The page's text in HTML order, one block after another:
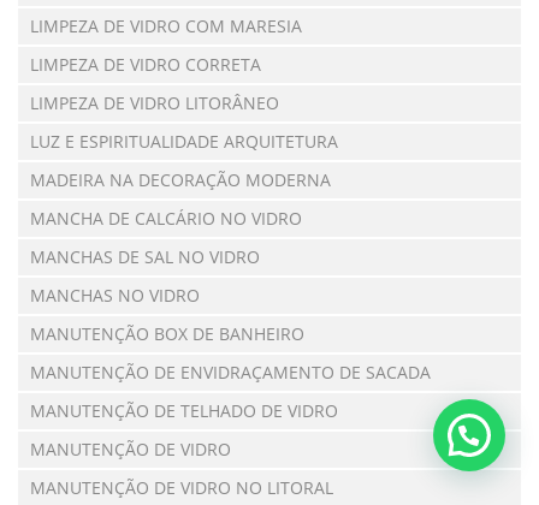
LIMPEZA DE VIDRO COM MARESIA
LIMPEZA DE VIDRO CORRETA
LIMPEZA DE VIDRO LITORÂNEO
LUZ E ESPIRITUALIDADE ARQUITETURA
MADEIRA NA DECORAÇÃO MODERNA
MANCHA DE CALCÁRIO NO VIDRO
MANCHAS DE SAL NO VIDRO
MANCHAS NO VIDRO
MANUTENÇÃO BOX DE BANHEIRO
MANUTENÇÃO DE ENVIDRAÇAMENTO DE SACADA
MANUTENÇÃO DE TELHADO DE VIDRO
MANUTENÇÃO DE VIDRO
MANUTENÇÃO DE VIDRO NO LITORAL